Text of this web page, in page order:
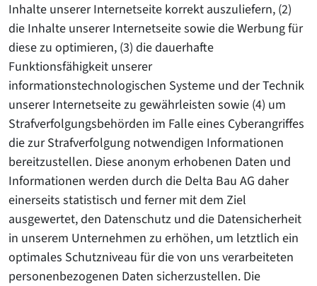
Inhalte unserer Internetseite korrekt auszuliefern, (2)
die Inhalte unserer Internetseite sowie die Werbung für
diese zu optimieren, (3) die dauerhafte
Funktionsfähigkeit unserer
informationstechnologischen Systeme und der Technik
unserer Internetseite zu gewährleisten sowie (4) um
Strafverfolgungsbehörden im Falle eines Cyberangriffes
die zur Strafverfolgung notwendigen Informationen
bereitzustellen. Diese anonym erhobenen Daten und
Informationen werden durch die Delta Bau AG daher
einerseits statistisch und ferner mit dem Ziel
ausgewertet, den Datenschutz und die Datensicherheit
in unserem Unternehmen zu erhöhen, um letztlich ein
optimales Schutzniveau für die von uns verarbeiteten
personenbezogenen Daten sicherzustellen. Die